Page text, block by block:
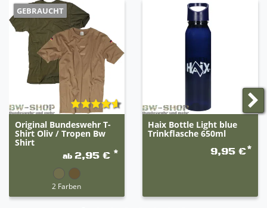
GEBRAUCHT
Original Bundeswehr T-
Shirt Oliv / Tropen Bw
Shirt
ab 2,95 € *
2 Farben
Haix Bottle Light blue
Trinkflasche 650ml
9,95 €*